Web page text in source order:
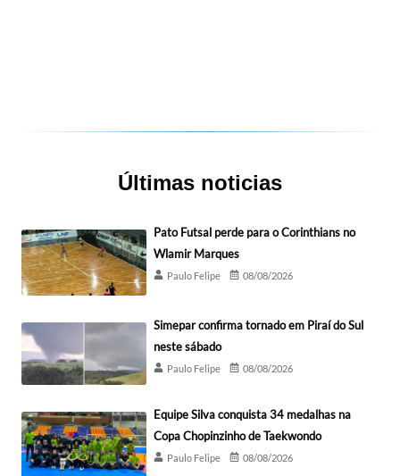
Últimas noticias
Pato Futsal perde para o Corinthians no
Wlamir Marques
Paulo Felipe 08/08/2026
Simepar confirma tornado em Piraí do Sul
neste sábado
Paulo Felipe 08/08/2026
Equipe Silva conquista 34 medalhas na
Copa Chopinzinho de Taekwondo
Paulo Felipe 08/08/2026